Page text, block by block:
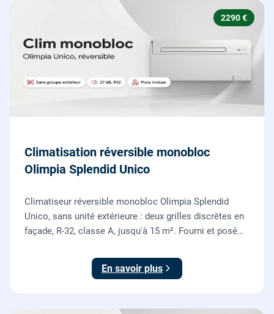
2290 €
Climatisation réversible monobloc
Olimpia Splendid Unico
Climatiseur réversible monobloc Olimpia Splendid
Unico, sans unité extérieure : deux grilles discrètes en
façade, R-32, classe A, jusqu'à 15 m². Fourni et posé
En savoir plus